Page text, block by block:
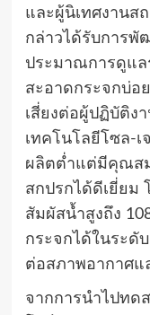
และผู้นิเทศงานส
กล่าวได้รับการพั
ประมาณการดูแล
สะอาดกระจกบ่อ
เสี่ยงต่อผู้ปฏิบัติง
เทคโนโลยีโซล-
ผลิตต่ำแต่มีคุณส
สกปรกได้ดีเยี่ยม
สัมผัสน้ำสูงถึง
กระจกได้ในระดั
ต่อสภาพอากาศแ
จากการนำไปทด